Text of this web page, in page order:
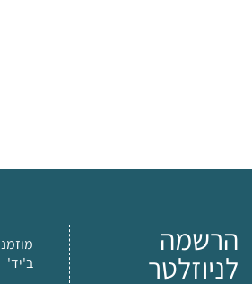
הרשמה
לניוזלטר
ב'יד'